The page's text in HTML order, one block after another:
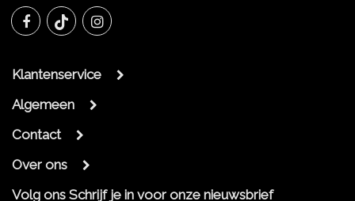
Klantenservice
Algemeen
Contact
Over ons
Volg ons Schrijf je in voor onze nieuwsbrief